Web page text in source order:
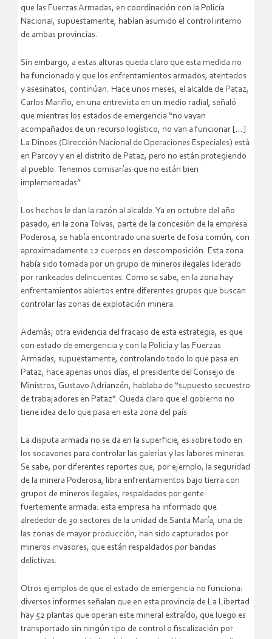
que las Fuerzas Armadas, en coordinación con la Policía
Nacional, supuestamente, habían asumido el control interno
de ambas provincias.
Sin embargo, a estas alturas queda claro que esta medida no
ha funcionado y que los enfrentamientos armados, atentados
y asesinatos, continúan. Hace unos meses, el alcalde de Pataz,
Carlos Mariño, en una entrevista en un medio radial, señaló
que mientras los estados de emergencia “no vayan
acompañados de un recurso logístico, no van a funcionar […]
La Dinoes (Dirección Nacional de Operaciones Especiales) está
en Parcoy y en el distrito de Pataz, pero no están protegiendo
al pueblo. Tenemos comisarías que no están bien
implementadas”.
Los hechos le dan la razón al alcalde. Ya en octubre del año
pasado, en la zona Tolvas, parte de la concesión de la empresa
Poderosa, se había encontrado una suerte de fosa común, con
aproximadamente 12 cuerpos en descomposición. Esta zona
había sido tomada por un grupo de mineros ilegales liderado
por rankeados delincuentes. Como se sabe, en la zona hay
enfrentamientos abiertos entre diferentes grupos que buscan
controlar las zonas de explotación minera.
Además, otra evidencia del fracaso de esta estrategia, es que
con estado de emergencia y con la Policía y las Fuerzas
Armadas, supuestamente, controlando todo lo que pasa en
Pataz, hace apenas unos días, el presidente del Consejo de
Ministros, Gustavo Adrianzén, hablaba de “supuesto secuestro
de trabajadores en Pataz”. Queda claro que el gobierno no
tiene idea de lo que pasa en esta zona del país.
La disputa armada no se da en la superficie, es sobre todo en
los socavones para controlar las galerías y las labores mineras.
Se sabe, por diferentes reportes que, por ejemplo, la seguridad
de la minera Poderosa, libra enfrentamientos bajo tierra con
grupos de mineros ilegales, respaldados por gente
fuertemente armada: esta empresa ha informado que
alrededor de 30 sectores de la unidad de Santa María, una de
las zonas de mayor producción, han sido capturados por
mineros invasores, que están respaldados por bandas
delictivas.
Otros ejemplos de que el estado de emergencia no funciona:
diversos informes señalan que en esta provincia de La Libertad
hay 52 plantas que operan este mineral extraído, que luego es
transportado sin ningún tipo de control o fiscalización por